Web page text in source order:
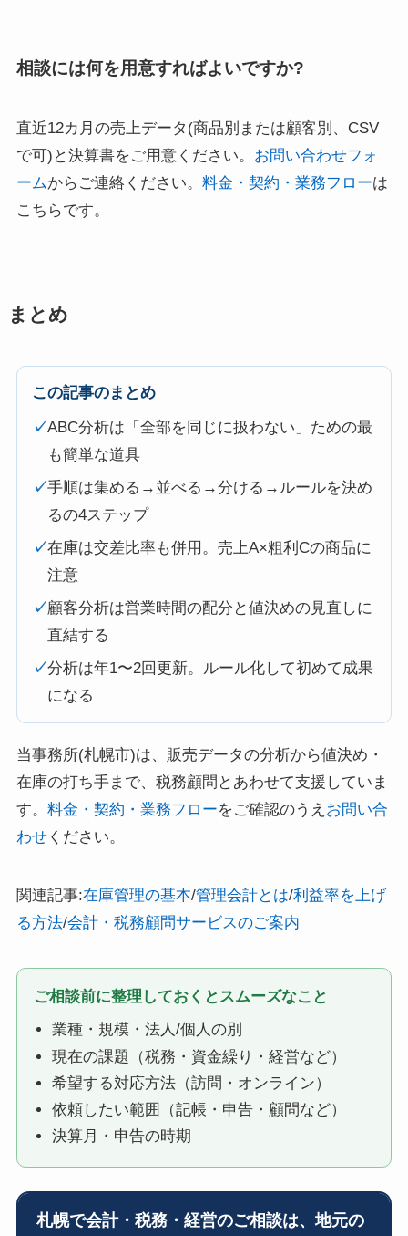
相談には何を用意すればよいですか?
直近12カ月の売上データ(商品別または顧客別、CSV
で可)と決算書をご用意ください。 お問い合わせフォ
ームからご連絡ください。 料金・契約・業務フローは
こちらです。
まとめ
この記事のまとめ
✓ABC分析は「全部を同じに扱わない」ための最
も簡単な道具
✓手順は集める→並べる→分ける→ルールを決め
るの4ステップ
✓在庫は交差比率も併用。売上A×粗利Cの商品に
注意
✓顧客分析は営業時間の配分と値決めの見直しに
直結する
✓分析は年1〜2回更新。ルール化して初めて成果
になる
当事務所(札幌市)は、販売データの分析から値決め・
在庫の打ち手まで、税務顧問とあわせて支援していま
す。 料金・契約・業務フローをご確認のうえ お問い合
わせください。
関連記事:在庫管理の基本/管理会計とは/利益率を上げ
る方法/会計・税務顧問サービスのご案内
ご相談前に整理しておくとスムーズなこと
業種・規模・法人/個人の別
現在の課題（税務・資金繰り・経営など）
希望する対応方法（訪問・オンライン）
依頼したい範囲（記帳・申告・顧問など）
決算月・申告の時期
札幌で会計・税務・経営のご相談は、地元の